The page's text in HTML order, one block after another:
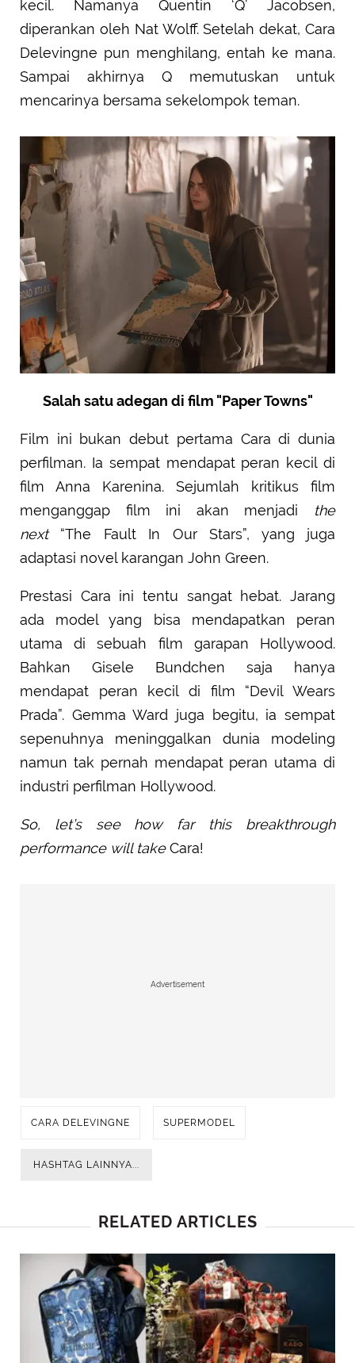
kecil. Namanya Quentin ‘Q’ Jacobsen,
diperankan oleh Nat Wolff. Setelah dekat, Cara
Delevingne pun menghilang, entah ke mana.
Sampai akhirnya Q memutuskan untuk
mencarinya bersama sekelompok teman.
Salah satu adegan di film "Paper Towns"
Film ini bukan debut pertama Cara di dunia
perfilman. Ia sempat mendapat peran kecil di
film Anna Karenina. Sejumlah kritikus film
menganggap film ini akan menjadi the
next“The Fault In Our Stars”, yang juga
adaptasi novel karangan John Green.
Prestasi Cara ini tentu sangat hebat. Jarang
ada model yang bisa mendapatkan peran
utama di sebuah film garapan Hollywood.
Bahkan Gisele Bundchen saja hanya
mendapat peran kecil di film “Devil Wears
Prada”. Gemma Ward juga begitu, ia sempat
sepenuhnya meninggalkan dunia modeling
namun tak pernah mendapat peran utama di
industri perfilman Hollywood.
So, let’s see how far this breakthrough
performance will takeCara!
Advertisement
CARA DELEVINGNE SUPERMODEL
HASHTAG LAINNYA...
RELATED ARTICLES